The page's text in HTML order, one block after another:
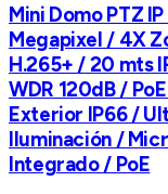
Mini Domo PTZ IP
Megapixel / 4X
H.265+ / 20 mts
WDR 120dB /
Exterior IP66 /
Iluminación /
Integrado / PoE